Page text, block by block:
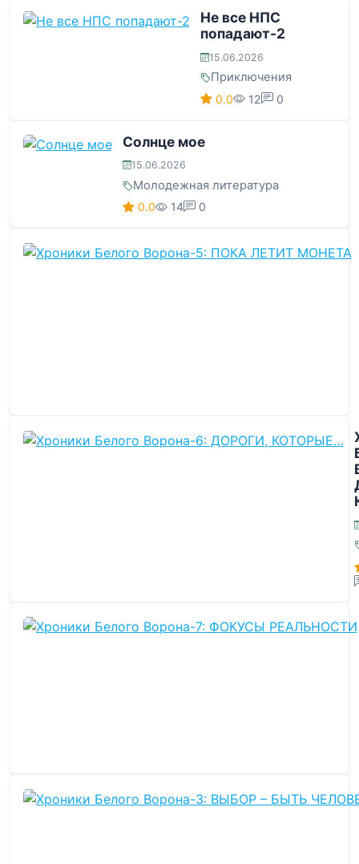
Не все НПС
попадают-2
15.06.2026
Приключения
0.0 12 0
Солнце мое
15.06.2026
Молодежная литература
0.0 14 0